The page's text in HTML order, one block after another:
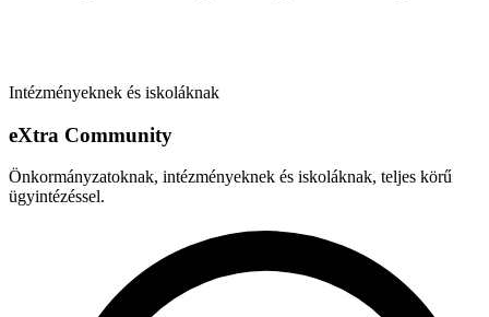
Intézményeknek és iskoláknak
eXtra Community
Önkormányzatoknak, intézményeknek és iskoláknak, teljes körű
ügyintézéssel.